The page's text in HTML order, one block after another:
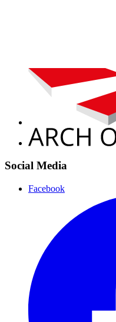
Social Media
Facebook